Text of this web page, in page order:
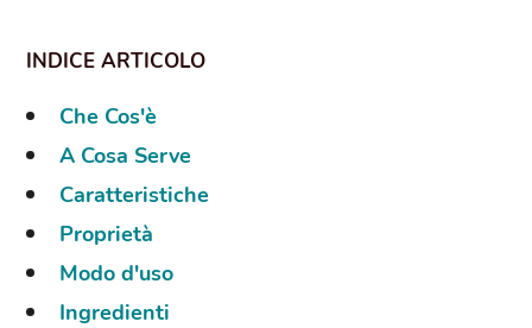
Che Cos'è
A Cosa Serve
Caratteristiche
Proprietà
Modo d'uso
Ingredienti